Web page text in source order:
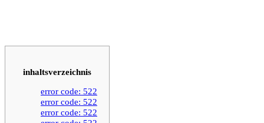
inhaltsverzeichnis
error code: 522
error code: 522
error code: 522